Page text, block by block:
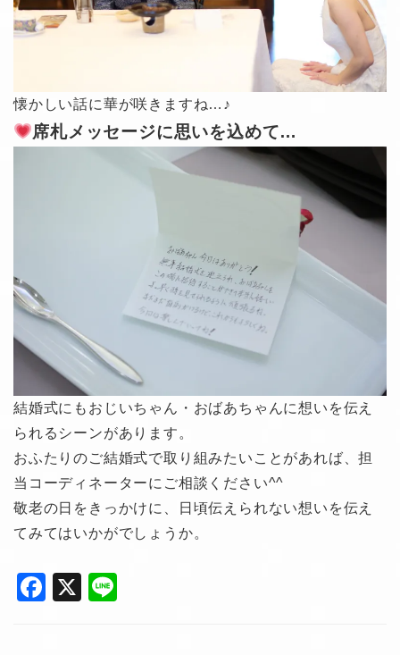
懐かしい話に華が咲きますね…♪
席札メッセージに思いを込めて…
結婚式にもおじいちゃん・おばあちゃんに想いを伝え
られるシーンがあります。
おふたりのご結婚式で取り組みたいことがあれば、担
当コーディネーターにご相談ください^^
敬老の日をきっかけに、日頃伝えられない想いを伝え
てみてはいかがでしょうか。
F
X